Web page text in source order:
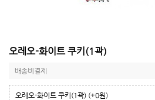
오레오-화이트 쿠키(1곽)
배송비결제
오레오-화이트 쿠키(1곽) (+0원)